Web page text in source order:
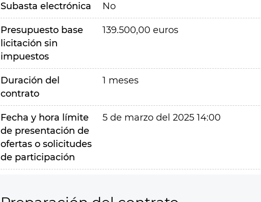
Subasta electrónica No
Presupuesto base
licitación sin
impuestos
139.500,00 euros
Duración del
contrato
1 meses
Fecha y hora límite
de presentación de
ofertas o solicitudes
de participación
5 de marzo del 2025 14:00